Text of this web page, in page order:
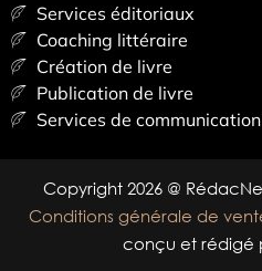
Services éditoriaux
Coaching littéraire
Création de livre
Publication de livre
Services de communication
Copyright 2026 @
Conditions générale de
conçu et rédigé